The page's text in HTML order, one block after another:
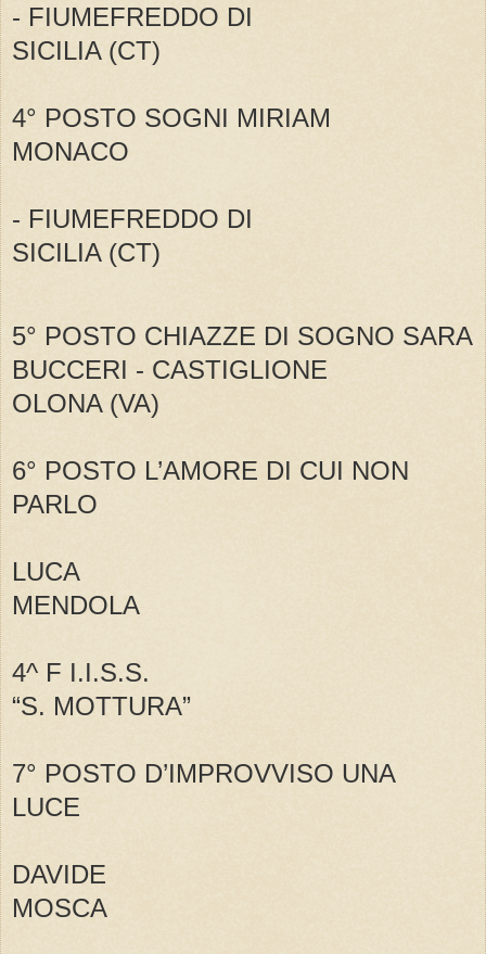
- FIUMEFREDDO DI
SICILIA (CT)
4° POSTO SOGNI MIRIAM
MONACO
- FIUMEFREDDO DI
SICILIA (CT)
5° POSTO CHIAZZE DI SOGNO SARA
BUCCERI - CASTIGLIONE
OLONA (VA)
6° POSTO L’AMORE DI CUI NON
PARLO
LUCA
MENDOLA
4^ F I.I.S.S.
“S. MOTTURA”
7° POSTO D’IMPROVVISO UNA
LUCE
DAVIDE
MOSCA